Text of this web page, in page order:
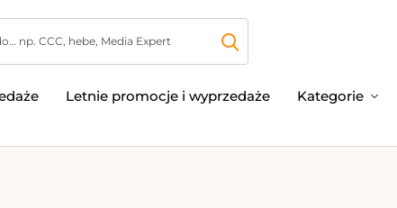
Letnie promocje i wyprzedaże Kategorie